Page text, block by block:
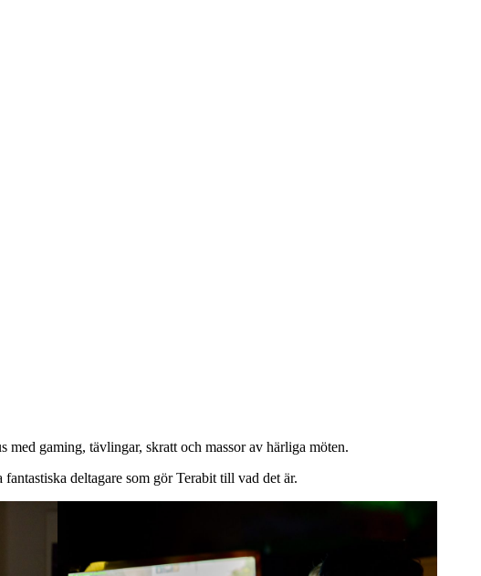
gaming, tävlingar, skratt och massor av härliga möten.
deltagare som gör Terabit till vad det är.